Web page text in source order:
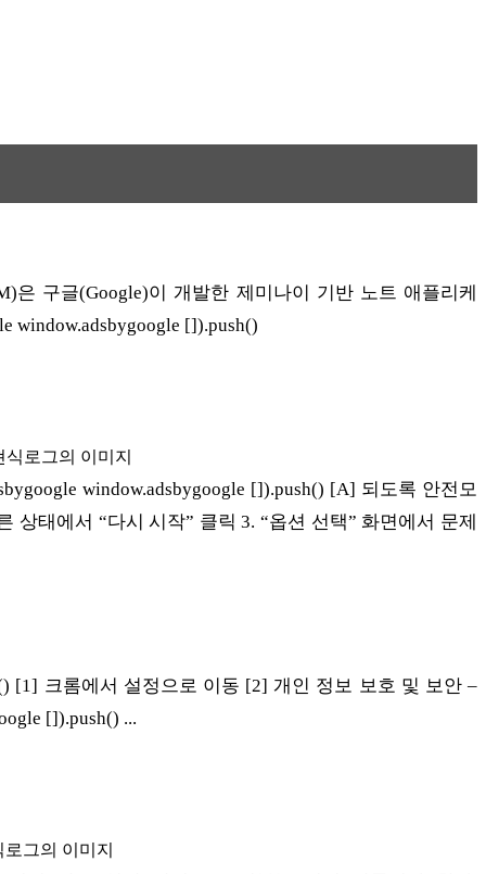
은 구글(Google)이 개발한 제미나이 기반 노트 애플리케
window.adsbygoogle []).push()
window.adsbygoogle []).push() [A] 되도록 안전모
태에서 “다시 시작” 클릭 3. “옵션 선택” 화면에서 문제
[1] 크롬에서 설정으로 이동 [2] 개인 정보 보호 및 보안 –
[]).push() ...